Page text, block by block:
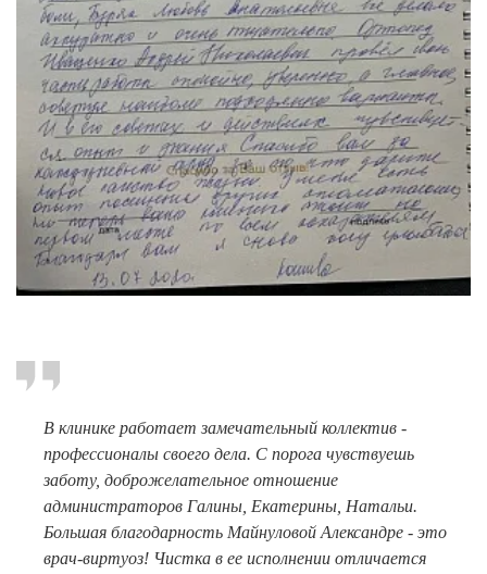
Имплантация одного зуба
Коронка на имплант
Имплантация «Всё на 4х»
Имплантация «Всё на 6-ти»
Удаление импланта зуба
Коронка на имплант
ЧИСТКА ЗУБОВ
Эстетическая стоматология
В клинике работает замечательный коллектив -
профессионалы своего дела. С порога чувствуешь
заботу, доброжелательное отношение
администраторов Галины, Екатерины, Натальи.
Большая благодарность Майнуловой Александре - это
врач-виртуоз! Чистка в ее исполнении отличается